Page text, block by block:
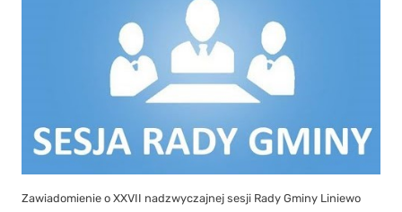
Zawiadomienie o XXVII nadzwyczajnej sesji Rady Gminy Liniewo